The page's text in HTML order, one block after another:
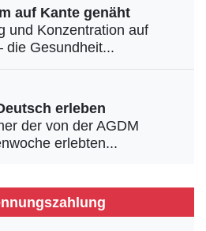
auf Kante genäht
und Konzentration auf
die Gesundheit...
erleben
der von der AGDM
erlebten...